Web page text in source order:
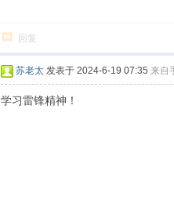
回复
苏老太 发表于 2024-6-19 07:35 来自
学习雷锋精神！